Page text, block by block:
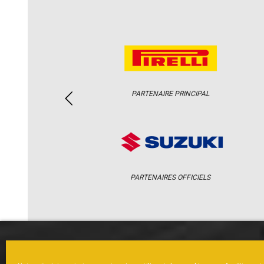
PARTENAIRE PRINCIPAL
PARTENAIRES OFFICIELS